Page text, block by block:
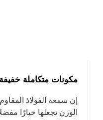
مكونات متكاملة
إن سمعة الفولاذ
الوزن تجعلها خيارًا